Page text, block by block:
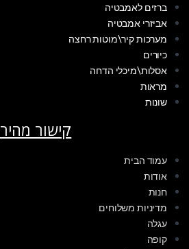
ברזים לאמבטיה
אביזרי אמבטיה
מערכות קיר\מוטות רחצה
כיורים
אסלות\מיכלי הדחה
מראות
שונות
קישור מהיר
עמוד הבית
אודות
חנות
מדיניות משלוחים
עגלה
קופה